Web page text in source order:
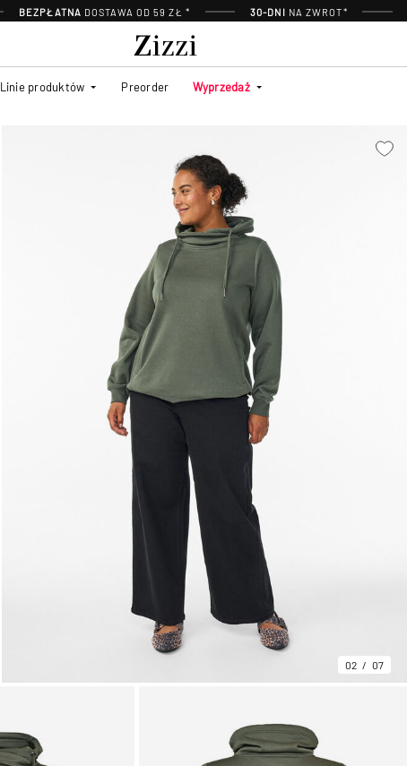
BEZPŁATNA DOSTAWA OD 59 ZŁ * 30-DNI NA ZWROT*
Linie produktów Preorder Wyprzedaż
02 07